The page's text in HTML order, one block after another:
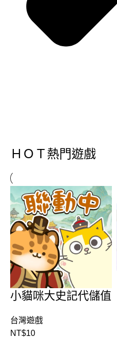
ＨＯＴ熱門遊戲
小貓咪大史記代儲值
台灣遊戲
NT$10